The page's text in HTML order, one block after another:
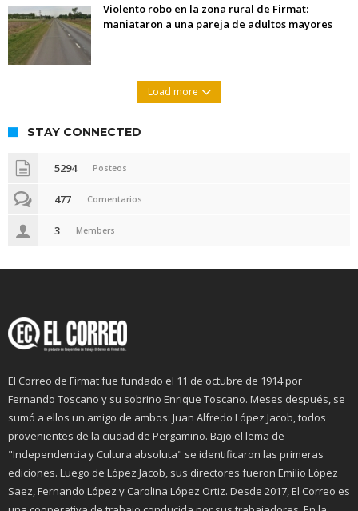
Violento robo en la zona rural de Firmat:
maniataron a una pareja de adultos mayores
Load more
STAY CONNECTED
5294 Posteos
477 Comentarios
3 Members
El Correo de Firmat fue fundado el 11 de octubre de 1914 por
Fernando Toscano y su sobrino Enrique Toscano. Meses después, se
sumó a ellos un amigo de ambos: Juan Alfredo López Jacob, todos
provenientes de la ciudad de Pergamino. Bajo el lema de
"Independencia y Cultura absoluta" se identificaron las primeras
ediciones. Luego de López Jacob, sus directores fueron Emilio López
Saez, Fernando López y Carolina López Ortiz. Desde 2017, El Correo es